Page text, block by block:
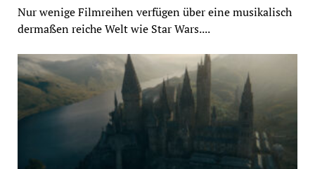
Nur wenige Filmreihen verfügen über eine musikalisch
dermaßen reiche Welt wie Star Wars....